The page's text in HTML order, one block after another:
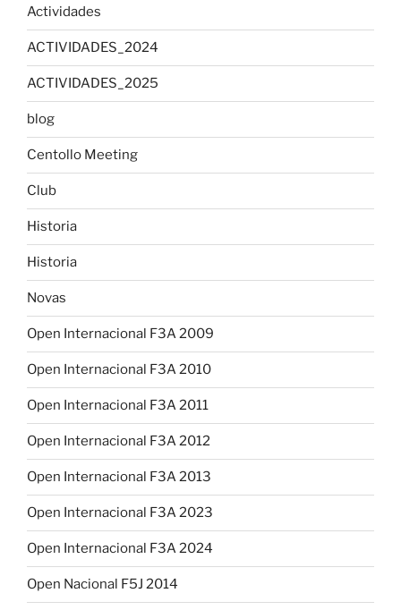
Actividades
ACTIVIDADES_2024
ACTIVIDADES_2025
blog
Centollo Meeting
Club
Historia
Historia
Novas
Open Internacional F3A 2009
Open Internacional F3A 2010
Open Internacional F3A 2011
Open Internacional F3A 2012
Open Internacional F3A 2013
Open Internacional F3A 2023
Open Internacional F3A 2024
Open Nacional F5J 2014